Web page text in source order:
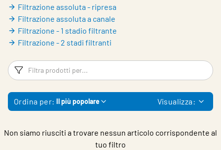
Filtrazione assoluta - ripresa
Filtrazione assoluta a canale
Filtrazione - 1 stadio filtrante
Filtrazione - 2 stadi filtranti
Filtri
Ordina per: Il più popolare Visualizza:
Non siamo riusciti a trovare nessun articolo corrispondente al
tuo filtro